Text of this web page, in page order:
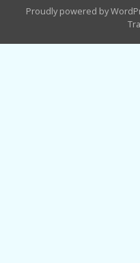
Proudly powered by